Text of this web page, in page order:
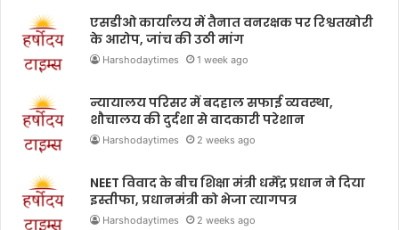
एसडीओ कार्यालय में तैनात वनरक्षक पर रिश्वतखोरी
के आरोप, जांच की उठी मांग
Harshodaytimes 1 week ago
न्यायालय परिसर में बदहाल सफाई व्यवस्था,
शौचालय की दुर्दशा से वादकारी परेशान
Harshodaytimes 2 weeks ago
NEET विवाद के बीच शिक्षा मंत्री धर्मेंद्र प्रधान ने दिया
इस्तीफा, प्रधानमंत्री को भेजा त्यागपत्र
Harshodaytimes 2 weeks ago